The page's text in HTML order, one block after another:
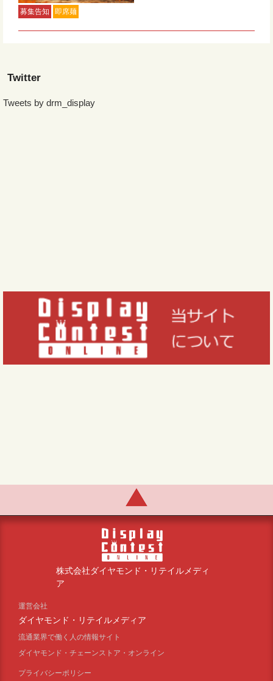
募集告知 即席麺
Twitter
Tweets by drm_display
株式会社ダイヤモンド・リテイルメディ
ア
運営会社
ダイヤモンド・リテイルメディア
流通業界で働く人の情報サイト
ダイヤモンド・チェーンストア・オンライン
プライバシーポリシー